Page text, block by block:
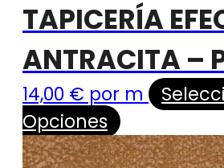
TAPICERÍA
ANTRACITA –
14,00 € por m
Opciones